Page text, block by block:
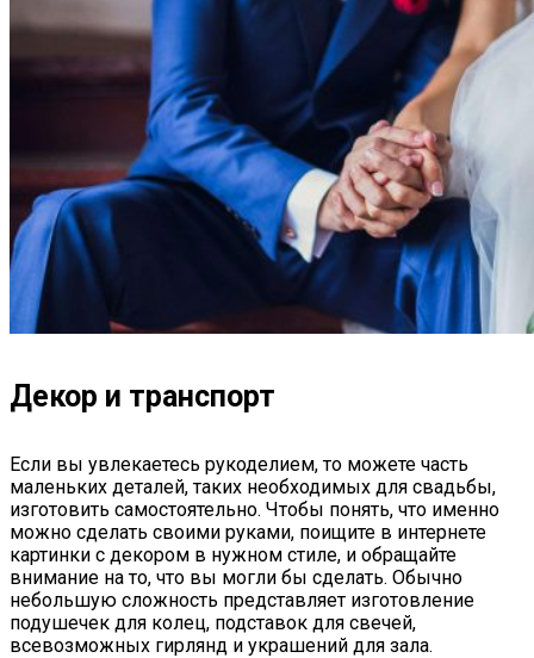
Декор и транспорт
Если вы увлекаетесь рукоделием, то можете часть
маленьких деталей, таких необходимых для свадьбы,
изготовить самостоятельно. Чтобы понять, что именно
можно сделать своими руками, поищите в интернете
картинки с декором в нужном стиле, и обращайте
внимание на то, что вы могли бы сделать. Обычно
небольшую сложность представляет изготовление
подушечек для колец, подставок для свечей,
всевозможных гирлянд и украшений для зала.